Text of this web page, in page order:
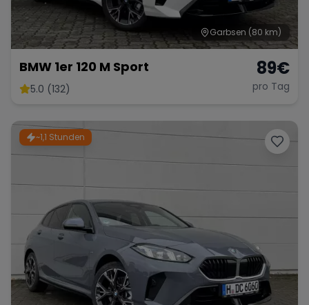
Garbsen (80 km)
BMW 1er 120 M Sport
5.0 (132)
89€
pro Tag
~1,1 Stunden